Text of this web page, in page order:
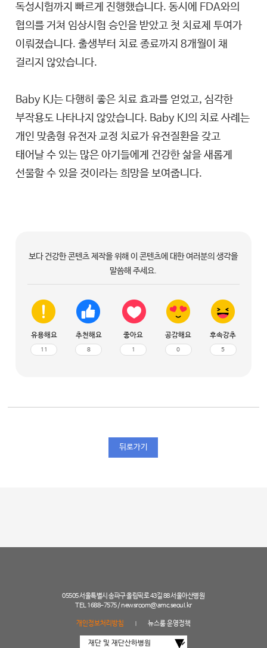
독성시험까지 빠르게 진행했습니다. 동시에 FDA와의
협의를 거쳐 임상시험 승인을 받았고 첫 치료제 투여가
이뤄졌습니다. 출생부터 치료 종료까지 8개월이 채
걸리지 않았습니다.
Baby KJ는 다행히 좋은 치료 효과를 얻었고, 심각한
부작용도 나타나지 않았습니다. Baby KJ의 치료 사례는
개인 맞춤형 유전자 교정 치료가 유전질환을 갖고
태어날 수 있는 많은 아기들에게 건강한 삶을 새롭게
선물할 수 있을 것이라는 희망을 보여줍니다.
보다 건강한 콘텐츠 제작을 위해 이 콘텐츠에 대한 여러분의 생각을
말씀해 주세요.
유용해요
11
추천해요
8
좋아요
1
공감해요
0
후속강추
5
뒤로가기
05505 서울특별시 송파구 올림픽로 43길 88 서울아산병원
TEL 1688-7575 /newsroom@amc.seoul.kr
개인정보처리방침 뉴스룸 운영정책